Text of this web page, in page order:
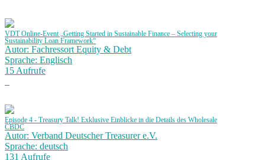
VDT Online-Event „Getting Started in Sustainable Finance – Selecting your
Sustainability Loan Framework“
Autor: Fachressort Equity & Debt
Sprache: Englisch
15 Aufrufe
Episode 4 - Treasury Talk! Exklusive Einblicke in die Details des Wholesale
CBDC
Autor: Verband Deutscher Treasurer e.V.
Sprache: deutsch
131 Aufrufe